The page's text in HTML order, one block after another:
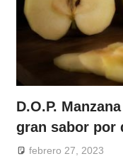
D.O.P.
gran sabor por
febrero 27, 2023